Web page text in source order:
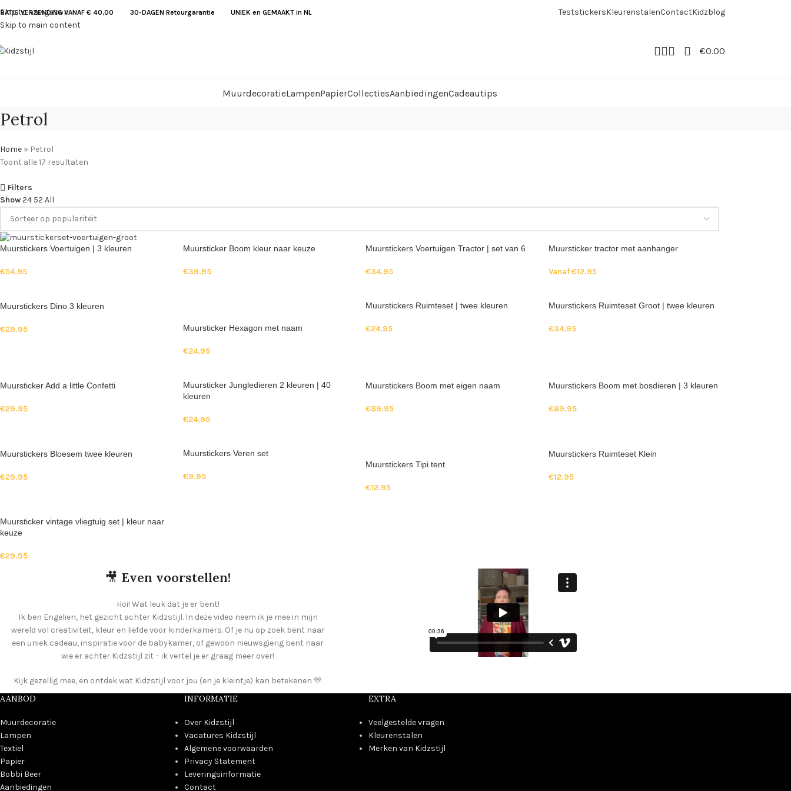
Skip to navigation
Skip to main content
VERZENDING VANAF € 40,00 30-DAGEN Retourgarantie UNIEK en GEMAAKT in NL TeststickersKleurenstalenContactKidzblog
€0.00
MuurdecoratieLampenPapierCollectiesAanbiedingenCadeautips
Petrol
Home » Petrol
Toont alle 17 resultaten
Filters
Show24 52 All
Muurstickers Voertuigen | 3 kleuren
€54.95
Muursticker Boom kleur naar keuze
€39.95
Muurstickers Voertuigen Tractor | set van 6
€34.95
Muursticker tractor met aanhanger
Vanaf €12.95
Muurstickers Dino 3 kleuren
€29.95 Muursticker Hexagon met naam
€24.95
Muurstickers Ruimteset | twee kleuren
€24.95
Muurstickers Ruimteset Groot | twee kleuren
€34.95
Muursticker Add a little Confetti
€29.95
Muursticker Jungledieren 2 kleuren | 40
kleuren
€24.95
Muurstickers Boom met eigen naam
€89.95
Muurstickers Boom met bosdieren | 3 kleuren
€89.95
Muurstickers Bloesem twee kleuren
€29.95
Muurstickers Veren set
€9.95
Muurstickers Tipi tent
€12.95
Muurstickers Ruimteset Klein
€12.95
Muursticker vintage vliegtuig set | kleur naar
keuze
€29.95
🎥 Even voorstellen!
Hoi! Wat leuk dat je er bent!
Ik ben Engelien, het gezicht achter Kidzstijl. In deze video neem ik je mee in mijn
wereld vol creativiteit, kleur en liefde voor kinderkamers. Of je nu op zoek bent naar
een uniek cadeau, inspiratie voor de babykamer, of gewoon nieuwsgierig bent naar
wie er achter Kidzstijl zit – ik vertel je er graag meer over!
Kijk gezellig mee, en ontdek wat Kidzstijl voor jou (en je kleintje) kan betekenen 💛
AANBOD
Muurdecoratie
Lampen
Textiel
Papier
Bobbi Beer
Aanbiedingen
INFORMATIE
Over Kidzstijl
Vacatures Kidzstijl
Algemene voorwaarden
Privacy Statement
Leveringsinformatie
Contact
EXTRA
Veelgestelde vragen
Kleurenstalen
Merken van Kidzstijl